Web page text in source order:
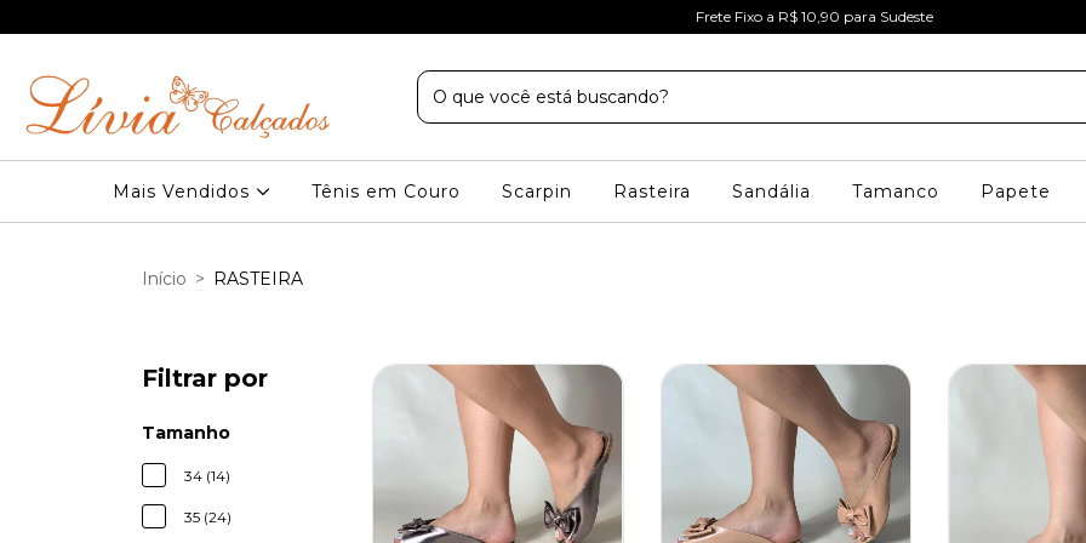
Frete Fixo a R$ 10,90 para Sudeste
Mais Vendidos Tênis em Couro Scarpin Rasteira Sandália Tamanco Papete
Início > RASTEIRA
Filtrar por
Tamanho
34 (14)
35 (24)